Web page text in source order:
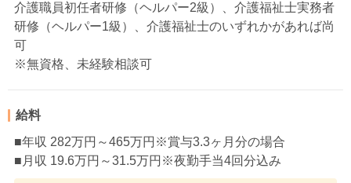
介護職員初任者研修（ヘルパー2級）、介護福祉士実務者
研修（ヘルパー1級）、介護福祉士のいずれかがあれば尚
可
※無資格、未経験相談可
給料
■年収 282万円～465万円※賞与3.3ヶ月分の場合
■月収 19.6万円～31.5万円※夜勤手当4回分込み